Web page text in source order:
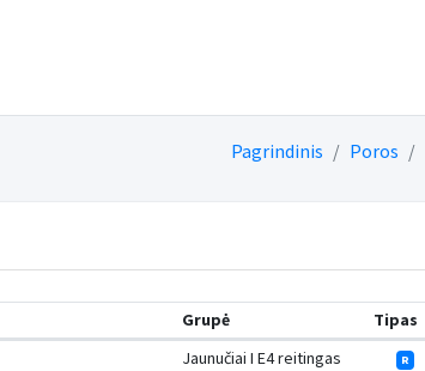
Pagrindinis Poros
Grupė Tipas
Jaunučiai I E4 reitingas R